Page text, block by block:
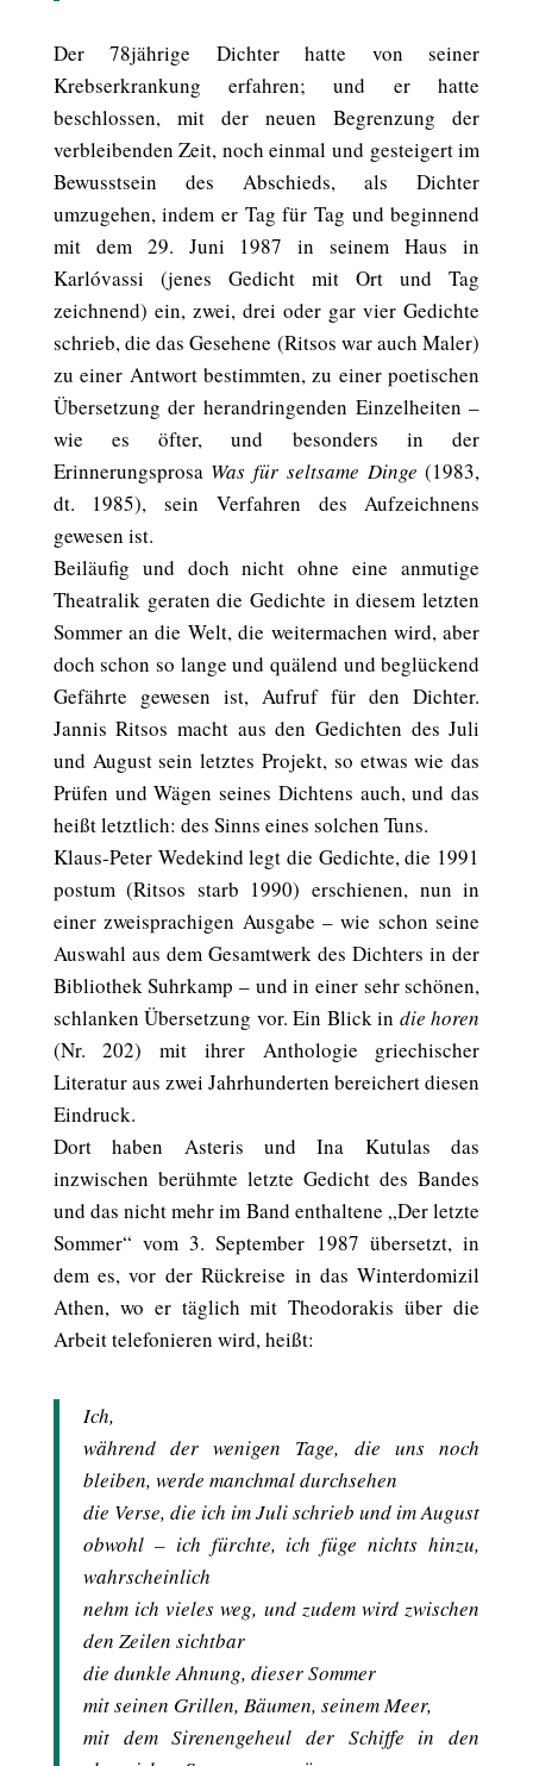
Der 78jährige Dichter hatte von seiner
Krebserkrankung erfahren; und er hatte
beschlossen, mit der neuen Begrenzung der
verbleibenden Zeit, noch einmal und gesteigert im
Bewusstsein des Abschieds, als Dichter
umzugehen, indem er Tag für Tag und beginnend
mit dem 29. Juni 1987 in seinem Haus in
Karlóvassi (jenes Gedicht mit Ort und Tag
zeichnend) ein, zwei, drei oder gar vier Gedichte
schrieb, die das Gesehene (Ritsos war auch Maler)
zu einer Antwort bestimmten, zu einer poetischen
Übersetzung der herandringenden Einzelheiten –
wie es öfter, und besonders in der
Erinnerungsprosa Was für seltsame Dinge (1983,
dt. 1985), sein Verfahren des Aufzeichnens
gewesen ist.
Beiläufig und doch nicht ohne eine anmutige
Theatralik geraten die Gedichte in diesem letzten
Sommer an die Welt, die weitermachen wird, aber
doch schon so lange und quälend und beglückend
Gefährte gewesen ist, Aufruf für den Dichter.
Jannis Ritsos macht aus den Gedichten des Juli
und August sein letztes Projekt, so etwas wie das
Prüfen und Wägen seines Dichtens auch, und das
heißt letztlich: des Sinns eines solchen Tuns.
Klaus-Peter Wedekind legt die Gedichte, die 1991
postum (Ritsos starb 1990) erschienen, nun in
einer zweisprachigen Ausgabe – wie schon seine
Auswahl aus dem Gesamtwerk des Dichters in der
Bibliothek Suhrkamp – und in einer sehr schönen,
schlanken Übersetzung vor. Ein Blick in die horen
(Nr. 202) mit ihrer Anthologie griechischer
Literatur aus zwei Jahrhunderten bereichert diesen
Eindruck.
Dort haben Asteris und Ina Kutulas das
inzwischen berühmte letzte Gedicht des Bandes
und das nicht mehr im Band enthaltene „Der letzte
Sommer“ vom 3. September 1987 übersetzt, in
dem es, vor der Rückreise in das Winterdomizil
Athen, wo er täglich mit Theodorakis über die
Arbeit telefonieren wird, heißt:
Ich,
während der wenigen Tage, die uns noch
bleiben, werde manchmal durchsehen
die Verse, die ich im Juli schrieb und im August
obwohl – ich fürchte, ich füge nichts hinzu,
wahrscheinlich
nehm ich vieles weg, und zudem wird zwischen
den Zeilen sichtbar
die dunkle Ahnung, dieser Sommer
mit seinen Grillen, Bäumen, seinem Meer,
mit dem Sirenengeheul der Schiffe in den